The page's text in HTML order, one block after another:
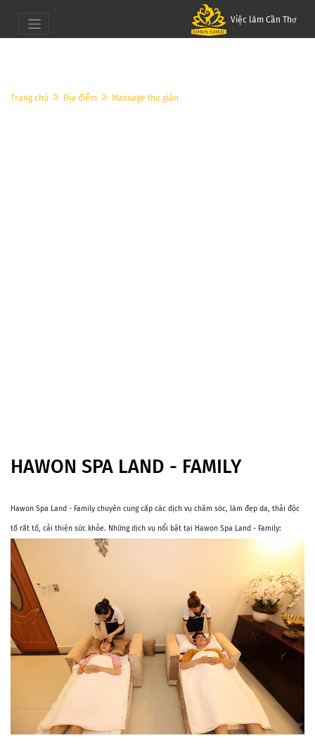
Việc làm Cần Thơ
Trang chủ Địa điểm Massage thư giản
HAWON SPA LAND - FAMILY
Hawon Spa Land - Family chuyên cung cấp các dịch vụ chăm sóc, làm đẹp da, thải độc
tố rất tố, cải thiện sức khỏe. Những dịch vụ nổi bật tại Hawon Spa Land - Family: